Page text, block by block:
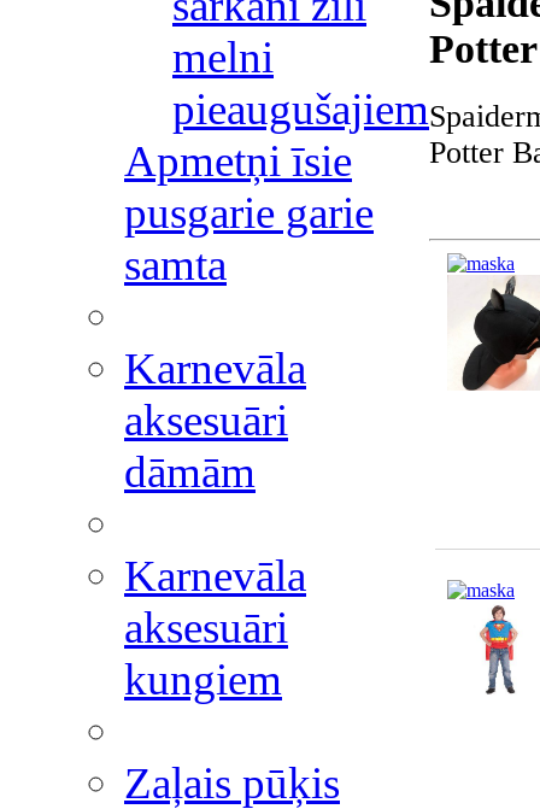
melni
pieaugušajiem
Apmetņi īsie
pusgarie garie
samta
Karnevāla
aksesuāri
dāmām
Karnevāla
aksesuāri
kungiem
Zaļais pūķis
Potter